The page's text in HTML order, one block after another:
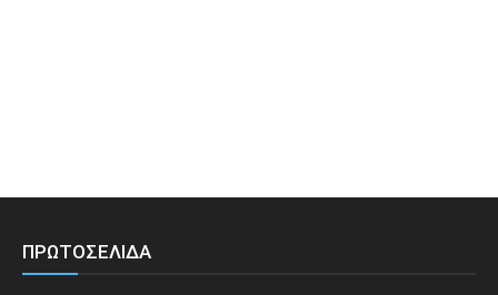
ΠΡΩΤΟΣΕΛΙΔΑ